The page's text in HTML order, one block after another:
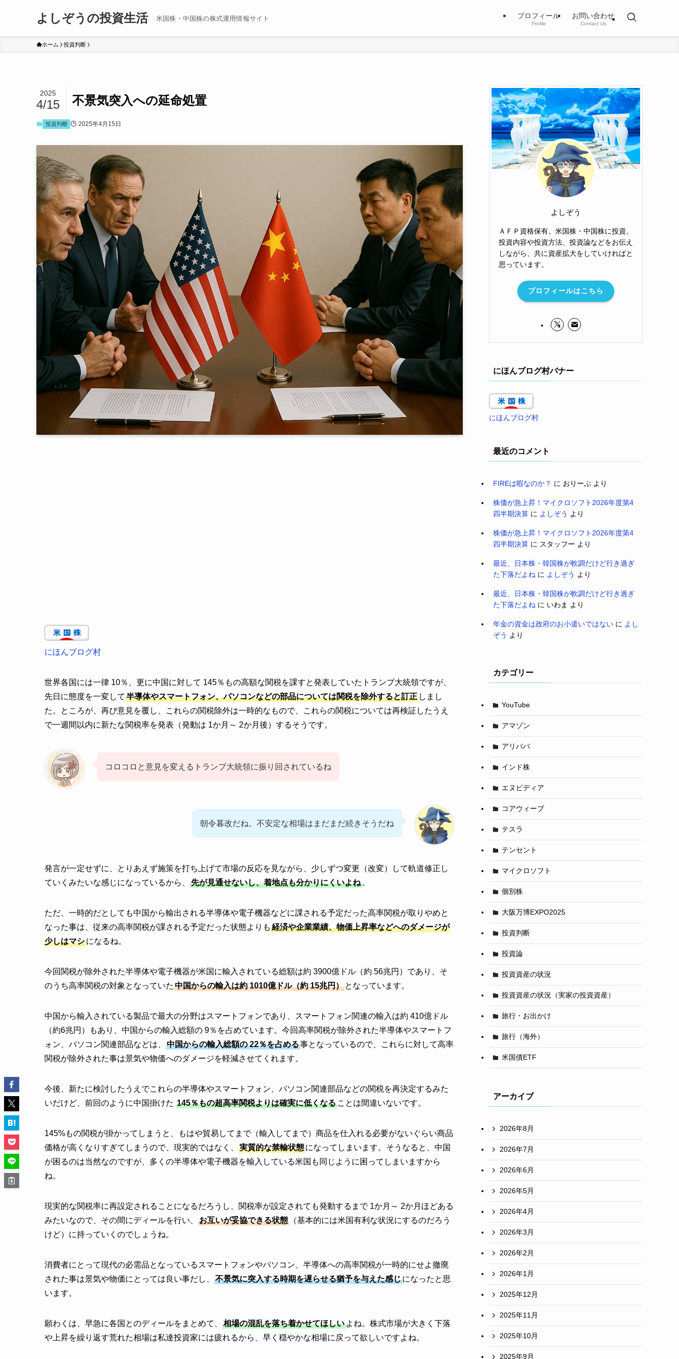
よしぞうの投資生活 米国株・中国株の株式運用情報サイト プロフィール
Profile
お問い合わせ
Contact Us
ホーム 投資判断
不景気突入への延命処置
2025
4/15
投資判断 2025年4月15日
にほんブログ村
世界各国には一律 10％、更に中国に対して 145％もの高額な関税を課すと発表していたトランプ大統領ですが、
先日に態度を一変して 半導体やスマートフォン、パソコンなどの部品については関税を除外すると訂正 しまし
た。ところが、再び意見を覆し、これらの関税除外は一時的なもので、これらの関税については再検証したうえ
で一週間以内に新たな関税率を発表（発動は 1か月～ 2か月後）するそうです。
コロコロと意見を変えるトランプ大統領に振り回されているね
朝令暮改だね。不安定な相場はまだまだ続きそうだね
発言が一定せずに、とりあえず施策を打ち上げて市場の反応を見ながら、少しずつ変更（改変）して軌道修正し
ていくみたいな感じになっているから、
先が見通せないし、着地点も分かりにくいよね 。
ただ、一時的だとしても中国から輸出される半導体や電子機器などに課される予定だった高率関税が取りやめと
なった事は、従来の高率関税が課される予定だった状態よりも 経済や企業業績、物価上昇率などへのダメージが
少しはマシになるね。
今回関税が除外された半導体や電子機器が米国に輸入されている総額は約 3900億ドル（約 56兆円）であり、そ
のうち高率関税の対象となっていた 中国からの輸入は約 1010億ドル（約 15兆円） となっています。
中国から輸入されている製品で最大の分野はスマートフォンであり、スマートフォン関連の輸入は約 410億ドル
（約6兆円）もあり、中国からの輸入総額の 9％を占めています。今回高率関税が除外された半導体やスマートフ
ォン、パソコン関連部品などは、
中国からの輸入総額の 22％を占める事となっているので、これらに対して高率
関税が除外された事は景気や物価へのダメージを軽減させてくれます。
今後、新たに検討したうえでこれらの半導体やスマートフォン、パソコン関連部品などの関税を再決定するみた
いだけど、前回のように中国掛けた 145％もの超高率関税よりは確実に低くなる ことは間違いないです。
145%もの関税が掛かってしまうと、もはや貿易してまで（輸入してまで）商品を仕入れる必要がないぐらい商品
価格が高くなりすぎてしまうので、現実的ではなく、
実質的な禁輸状態になってしまいます。そうなると、中国
が困るのは当然なのですが、多くの半導体や電子機器を輸入している米国も同じように困ってしまいますから
ね。
現実的な関税率に再設定されることになるだろうし、関税率が設定されても発動するまで 1か月～ 2か月ほどある
みたいなので、その間にディールを行い、
お互いが妥協できる状態
（基本的には米国有利な状況にするのだろう
けど）に持っていくのでしょうね。
消費者にとって現代の必需品となっているスマートフォンやパソコン、半導体への高率関税が一時的にせよ撤廃
された事は景気や物価にとっては良い事だし、
不景気に突入する時期を遅らせる猶予を与えた感じになったと思
います。
願わくは、早急に各国とのディールをまとめて、 相場の混乱を落ち着かせてほしい よね。株式市場が大きく下落
や上昇を繰り返す荒れた相場は私達投資家には疲れるから、早く穏やかな相場に戻って欲しいですよね。
よしぞう
ＡＦＰ資格保有。米国株・中国株に投資。
投資内容や投資方法、投資論などをお伝え
しながら、共に資産拡大をしていければと
思っています。
プロフィールはこちら
にほんブログ村バナー
にほんブログ村
最近のコメント
FIREは暇なのか？ に おりーぶ より
株価が急上昇！マイクロソフト2026年度第4
四半期決算 に よしぞう より
株価が急上昇！マイクロソフト2026年度第4
四半期決算 に スタッフー より
最近、日本株・韓国株が軟調だけど行き過ぎ
た下落だよね に よしぞう より
最近、日本株・韓国株が軟調だけど行き過ぎ
た下落だよね に いわま より
年金の資金は政府のお小遣いではない に よし
ぞう より
カテゴリー
YouTube
アマゾン
アリババ
インド株
エヌビディア
コアウィーブ
テスラ
テンセント
マイクロソフト
個別株
大阪万博EXPO2025
投資判断
投資論
投資資産の状況
投資資産の状況（実家の投資資産）
旅行・お出かけ
旅行（海外）
米国債ETF
アーカイブ
2026年8月
2026年7月
2026年6月
2026年5月
2026年4月
2026年3月
2026年2月
2026年1月
2025年12月
2025年11月
2025年10月
2025年9月